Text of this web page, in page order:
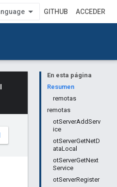
GITHUB ACCEDER
En esta página
Resumen
remotas
remotas
otServerAddServ
ice
otServerGetNetD
ataLocal
otServerGetNext
Service
otServerRegister